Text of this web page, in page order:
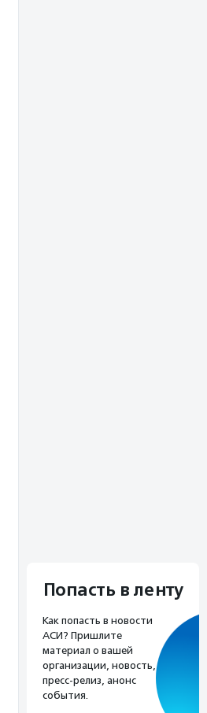
Попасть в ленту
Как попасть в новости
АСИ? Пришлите
материал о вашей
организации, новость,
пресс-релиз, анонс
события.